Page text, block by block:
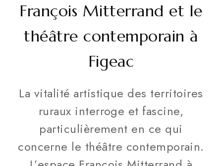
François Mitterrand et le
théâtre contemporain à
Figeac
La vitalité artistique des territoires
ruraux interroge et fascine,
particulièrement en ce qui
concerne le théâtre contemporain.